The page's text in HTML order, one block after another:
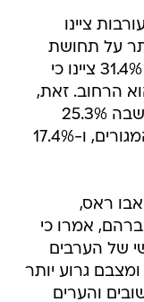
ציינו
על תחושת
הביטחון האישי הוא יישוב מגוריהם. 31.4% ציינו כי
הרחוב. זאת,
בשונה מהחברה הערבית הכללית, שבה 25.3%
מהאזרחים חשים מאוימים ביישוב המגורים, ו-17.4%
אבו ראס,
אמרו כי
של הערבים
גרוע יותר
והערים